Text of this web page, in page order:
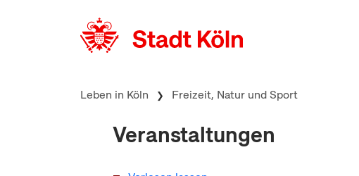
Leben in Köln Freizeit, Natur und Sport
Veranstaltungen